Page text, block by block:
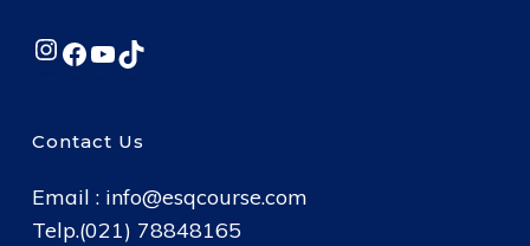
Instagram
Facebook
YouTube
TikTok
Contact Us
Email : info@esqcourse.com
Telp.(021) 78848165